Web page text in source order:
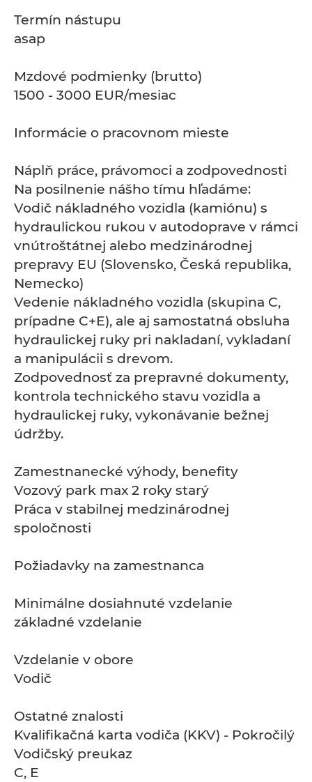
Termín nástupu
asap
Mzdové podmienky (brutto)
1500 - 3000 EUR/mesiac
Informácie o pracovnom mieste
Náplň práce, právomoci a zodpovednosti
Na posilnenie nášho tímu hľadáme:
Vodič nákladného vozidla (kamiónu) s
hydraulickou rukou v autodoprave v rámci
vnútroštátnej alebo medzinárodnej
prepravy EU (Slovensko, Česká republika,
Nemecko)
Vedenie nákladného vozidla (skupina C,
prípadne C+E), ale aj samostatná obsluha
hydraulickej ruky pri nakladaní, vykladaní
a manipulácii s drevom.
Zodpovednosť za prepravné dokumenty,
kontrola technického stavu vozidla a
hydraulickej ruky, vykonávanie bežnej
údržby.
Zamestnanecké výhody, benefity
Vozový park max 2 roky starý
Práca v stabilnej medzinárodnej
spoločnosti
Požiadavky na zamestnanca
Minimálne dosiahnuté vzdelanie
základné vzdelanie
Vzdelanie v obore
Vodič
Ostatné znalosti
Kvalifikačná karta vodiča (KKV) - Pokročilý
Vodičský preukaz
C, E